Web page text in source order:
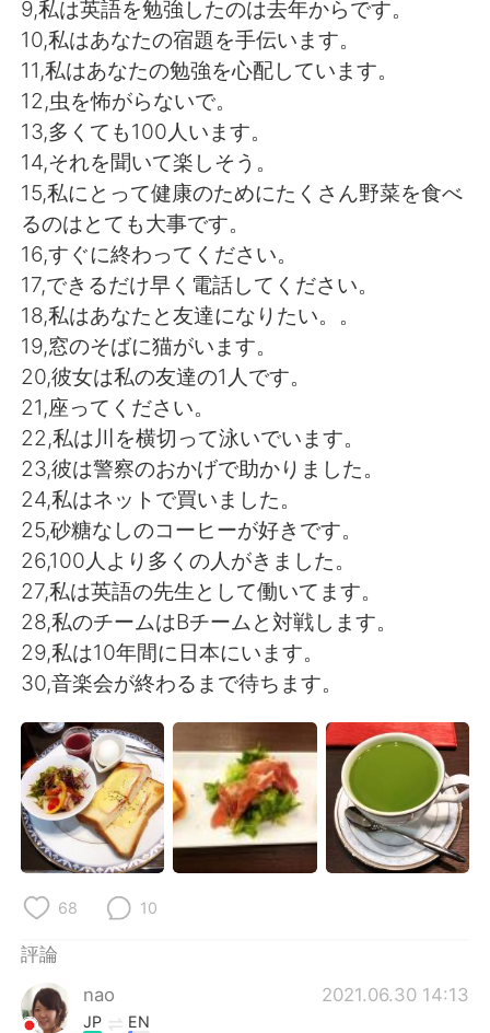
9,私は英語を勉強したのは去年からです。
10,私はあなたの宿題を手伝います。
11,私はあなたの勉強を心配しています。
12,虫を怖がらないで。
13,多くても100人います。
14,それを聞いて楽しそう。
15,私にとって健康のためにたくさん野菜を食べ
るのはとても大事です。
16,すぐに終わってください。
17,できるだけ早く電話してください。
18,私はあなたと友達になりたい。。
19,窓のそばに猫がいます。
20,彼女は私の友達の1人です。
21,座ってください。
22,私は川を横切って泳いでいます。
23,彼は警察のおかげで助かりました。
24,私はネットで買いました。
25,砂糖なしのコーヒーが好きです。
26,100人より多くの人がきました。
27,私は英語の先生として働いてます。
28,私のチームはBチームと対戦します。
29,私は10年間に日本にいます。
30,音楽会が終わるまで待ちます。
68 10
評論
nao
2021.06.30 14:13
JP EN